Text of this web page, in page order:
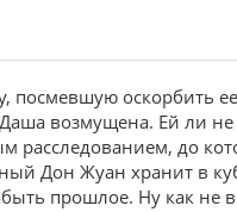
посмевшую оскорбить
возмущена. Ей ли
до
Дон Жуан хранит в
прошлое. Ну как